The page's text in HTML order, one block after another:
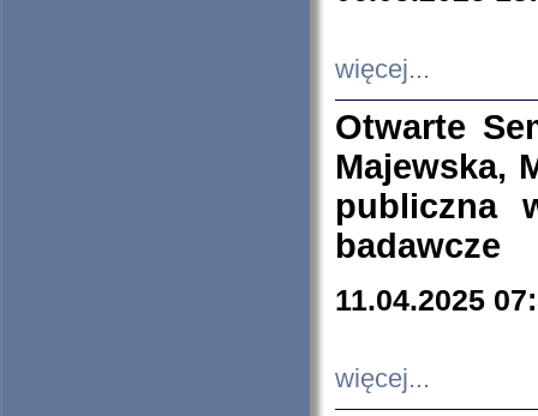
więcej...
Otwarte
Majewska,
publiczna
badawcze
11.04.2025
więcej...